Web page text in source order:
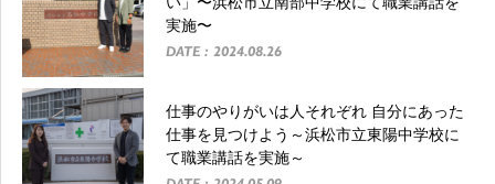
実施〜
DATE : 2024.08.26
仕事のやりがいは人それぞれ 自分にあった
仕事を見つけよう～浜松市立東陽中学校に
て職業講話を実施～